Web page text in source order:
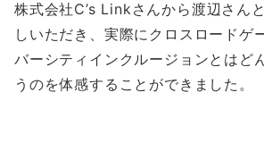
株式会社C’s Linkさんから渡辺さん
しいただき、実際にクロスロードゲ
バーシティインクルージョンとはど
うのを体感することができました。